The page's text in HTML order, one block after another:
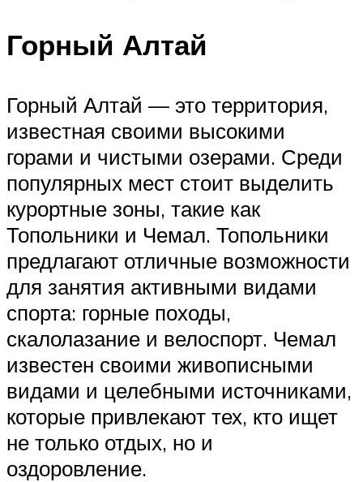
Горный Алтай
Горный Алтай — это территория,
известная своими высокими
горами и чистыми озерами. Среди
популярных мест стоит выделить
курортные зоны, такие как
Топольники и Чемал. Топольники
предлагают отличные возможности
для занятия активными видами
спорта: горные походы,
скалолазание и велоспорт. Чемал
известен своими живописными
видами и целебными источниками,
которые привлекают тех, кто ищет
не только отдых, но и
оздоровление.